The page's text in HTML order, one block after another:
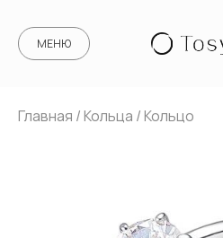
МЕНЮ
Главная /Кольца / Кольцо